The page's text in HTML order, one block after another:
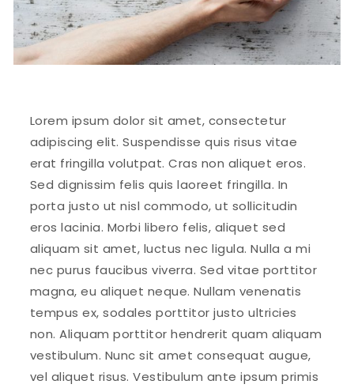
Lorem ipsum dolor sit amet, consectetur
adipiscing elit. Suspendisse quis risus vitae
erat fringilla volutpat. Cras non aliquet eros.
Sed dignissim felis quis laoreet fringilla. In
porta justo ut nisl commodo, ut sollicitudin
eros lacinia. Morbi libero felis, aliquet sed
aliquam sit amet, luctus nec ligula. Nulla a mi
nec purus faucibus viverra. Sed vitae porttitor
magna, eu aliquet neque. Nullam venenatis
tempus ex, sodales porttitor justo ultricies
non. Aliquam porttitor hendrerit quam aliquam
vestibulum. Nunc sit amet consequat augue,
vel aliquet risus. Vestibulum ante ipsum primis